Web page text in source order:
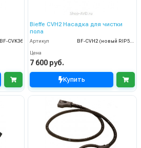
BF-CVK36
Bieffe CVH2 Насадка для чистки
пола
Артикул
Цена
7 600 руб.
Купить